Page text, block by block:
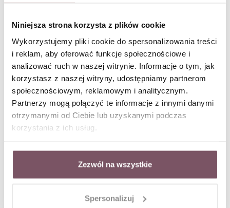
Niniejsza strona korzysta z plików cookie
Wykorzystujemy pliki cookie do spersonalizowania treści
i reklam, aby oferować funkcje społecznościowe i
analizować ruch w naszej witrynie. Informacje o tym, jak
korzystasz z naszej witryny, udostępniamy partnerom
społecznościowym, reklamowym i analitycznym.
Partnerzy mogą połączyć te informacje z innymi danymi
otrzymanymi od Ciebie lub uzyskanymi podczas
korzystania z ich usług.
Zezwól na wszystkie
Spersonalizuj
Bransoletka podwójna, biedronka, stal pozłacana S112779Z01